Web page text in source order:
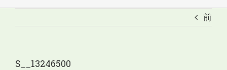
前
S__13246500